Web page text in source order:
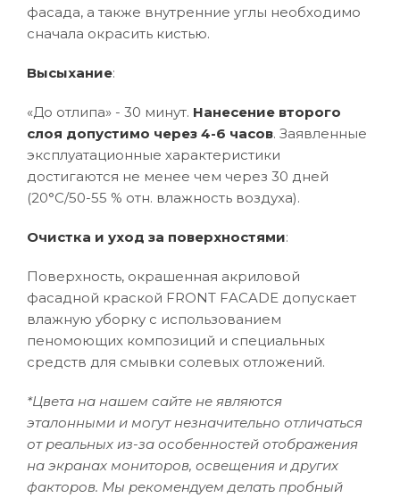
фасада, а также внутренние углы необходимо
сначала окрасить кистью.
Высыхание:
«До отлипа» - 30 минут. Нанесение второго
слоя допустимо через 4-6 часов. Заявленные
эксплуатационные характеристики
достигаются не менее чем через 30 дней
(20°C/50-55 % отн. влажность воздуха).
Очистка и уход за поверхностями:
Поверхность, окрашенная акриловой
фасадной краской FRONT FACADE допускает
влажную уборку с использованием
пеномоющих композиций и специальных
средств для смывки солевых отложений.
*Цвета на нашем сайте не являются
эталонными и могут незначительно отличаться
от реальных из-за особенностей отображения
на экранах мониторов, освещения и других
факторов. Мы рекомендуем делать пробный